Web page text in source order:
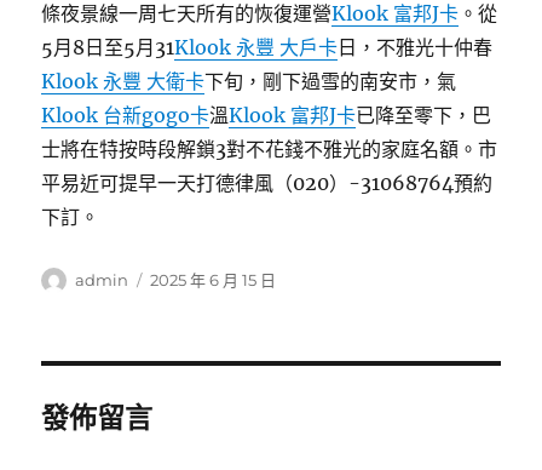
條夜景線一周七天所有的恢復運營Klook 富邦J卡 。從
5月8日至5月31Klook 永豐 大戶卡 日，不雅光十仲春
Klook 永豐 大衛卡下旬，剛下過雪的南安市，氣
Klook 台新gogo卡溫Klook 富邦J卡已降至零下，巴
士將在特按時段解鎖3對不花錢不雅光的家庭名額。市
平易近可提早一天打德律風（020）-31068764預約
下訂。
作
admin
發
2025 年 6 月 15 日
發佈留言